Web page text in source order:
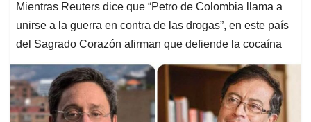
Mientras Reuters dice que “Petro de Colombia llama a
unirse a la guerra en contra de las drogas”, en este país
del Sagrado Corazón afirman que defiende la cocaína